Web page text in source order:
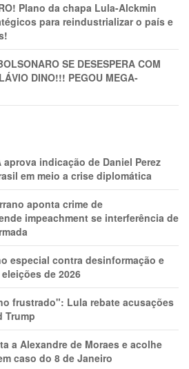
Plano da chapa Lula-Alckmin
para reindustrializar o país e
SE DESESPERA COM
DINO!!! PEGOU MEGA-
aprova indicação de Daniel Perez
em meio a crise diplomática
aponta crime de
impeachment se interferência de
especial contra desinformação e
de 2026
frustrado": Lula rebate acusações
Trump
a Alexandre de Moraes e acolhe
caso do 8 de Janeiro